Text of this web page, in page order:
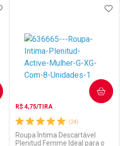
Laboratório
Por Menos
AOS FAVORITOS
(24)
R$ 4,75/TIRA
Roupa Íntima Descartável
Plenitud Femme Ideal para o
COMPRAR